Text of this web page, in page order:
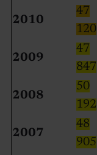
2010
47
120
2009
47
847
2008
50
192
2007
48
905